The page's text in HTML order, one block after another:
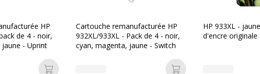
OWA
K20427OW
Consommables
HP
de 4 - noir,
- Uprint
Cartouche remanufacturée HP
932XL/933XL - Pack de 4 - noir,
cyan, magenta, jaune - Switch
HP 933XL -
d'encre originale